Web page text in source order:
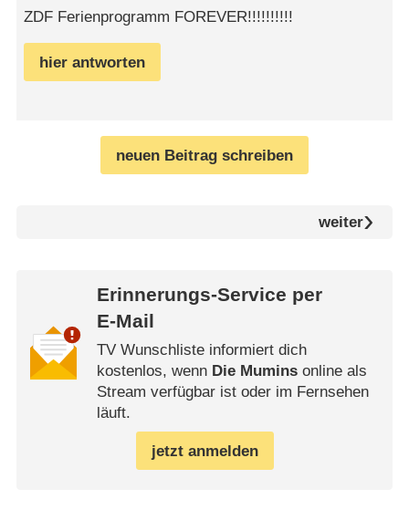
ZDF Ferienprogramm FOREVER!!!!!!!!!!
hier antworten
neuen Beitrag schreiben
weiter
Erinnerungs-Service per
E-Mail
TV Wunschliste informiert dich
kostenlos, wenn Die Muminsonline als
Stream verfügbar ist oder im Fernsehen
läuft.
jetzt anmelden